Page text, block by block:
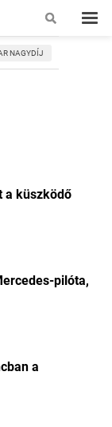
NAGYDÍJ
a küszködő
pilóta,
a